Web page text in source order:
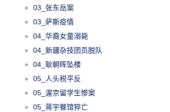
03_张东岳案
03_萨斯疫情
04_华裔女童溺毙
04_新疆杂技团员脱队
04_耿朝晖坠楼
05_人头税平反
05_渥京留学生惨案
05_蒋宇餐馆猝亡